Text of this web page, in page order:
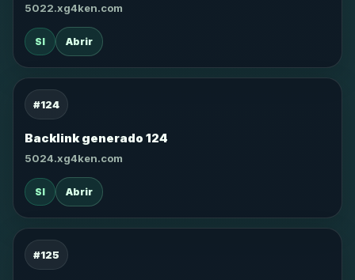
5022.xg4ken.com
SI Abrir
#124
Backlink generado 124
5024.xg4ken.com
SI Abrir
#125